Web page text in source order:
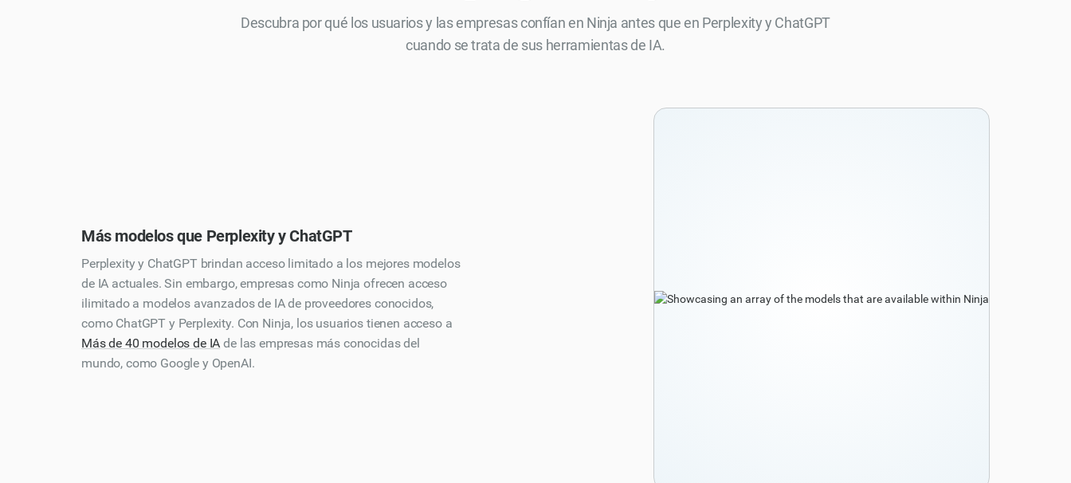
Descubra por qué los usuarios y las empresas confían en Ninja antes que en Perplexity y ChatGPT
cuando se trata de sus herramientas de IA.
Más modelos que Perplexity y ChatGPT
Perplexity y ChatGPT brindan acceso limitado a los mejores modelos
de IA actuales. Sin embargo, empresas como Ninja ofrecen acceso
ilimitado a modelos avanzados de IA de proveedores conocidos,
como ChatGPT y Perplexity. Con Ninja, los usuarios tienen acceso a
Más de 40 modelos de IA de las empresas más conocidas del
mundo, como Google y OpenAI.